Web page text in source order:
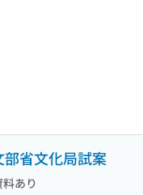
省文化局試案
あり